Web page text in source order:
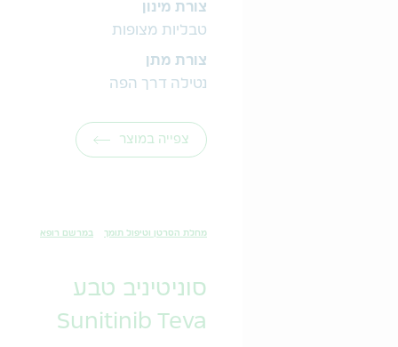
צורת מינון
טבליות מצופות
צורת מתן
נטילה דרך הפה
צפייה במוצר
מחלת הסרטן וטיפול תומך במרשם רופא
סוניטיניב טבע
Sunitinib Teva